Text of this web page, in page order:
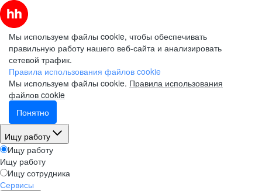
Мы используем файлы cookie, чтобы обеспечивать
правильную работу нашего веб-сайта и анализировать
сетевой трафик.
Правила использования файлов cookie
Мы используем файлы cookie. Правила использования
файлов cookie
Понятно
Ищу работу
Ищу работу
Ищу работу
Ищу сотрудника
Сервисы